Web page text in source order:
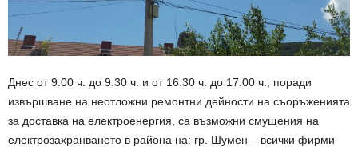
Днес от 9.00 ч. до 9.30 ч. и от 16.30 ч. до 17.00 ч., поради
извършване на неотложни ремонтни дейности на съоръженията
за доставка на електроенергия, са възможни смущения на
електрозахранването в района на: гр. Шумен – всички фирми